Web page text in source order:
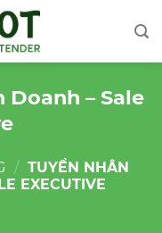
– Sale
/ TUYỂN NHÂN
EXECUTIVE